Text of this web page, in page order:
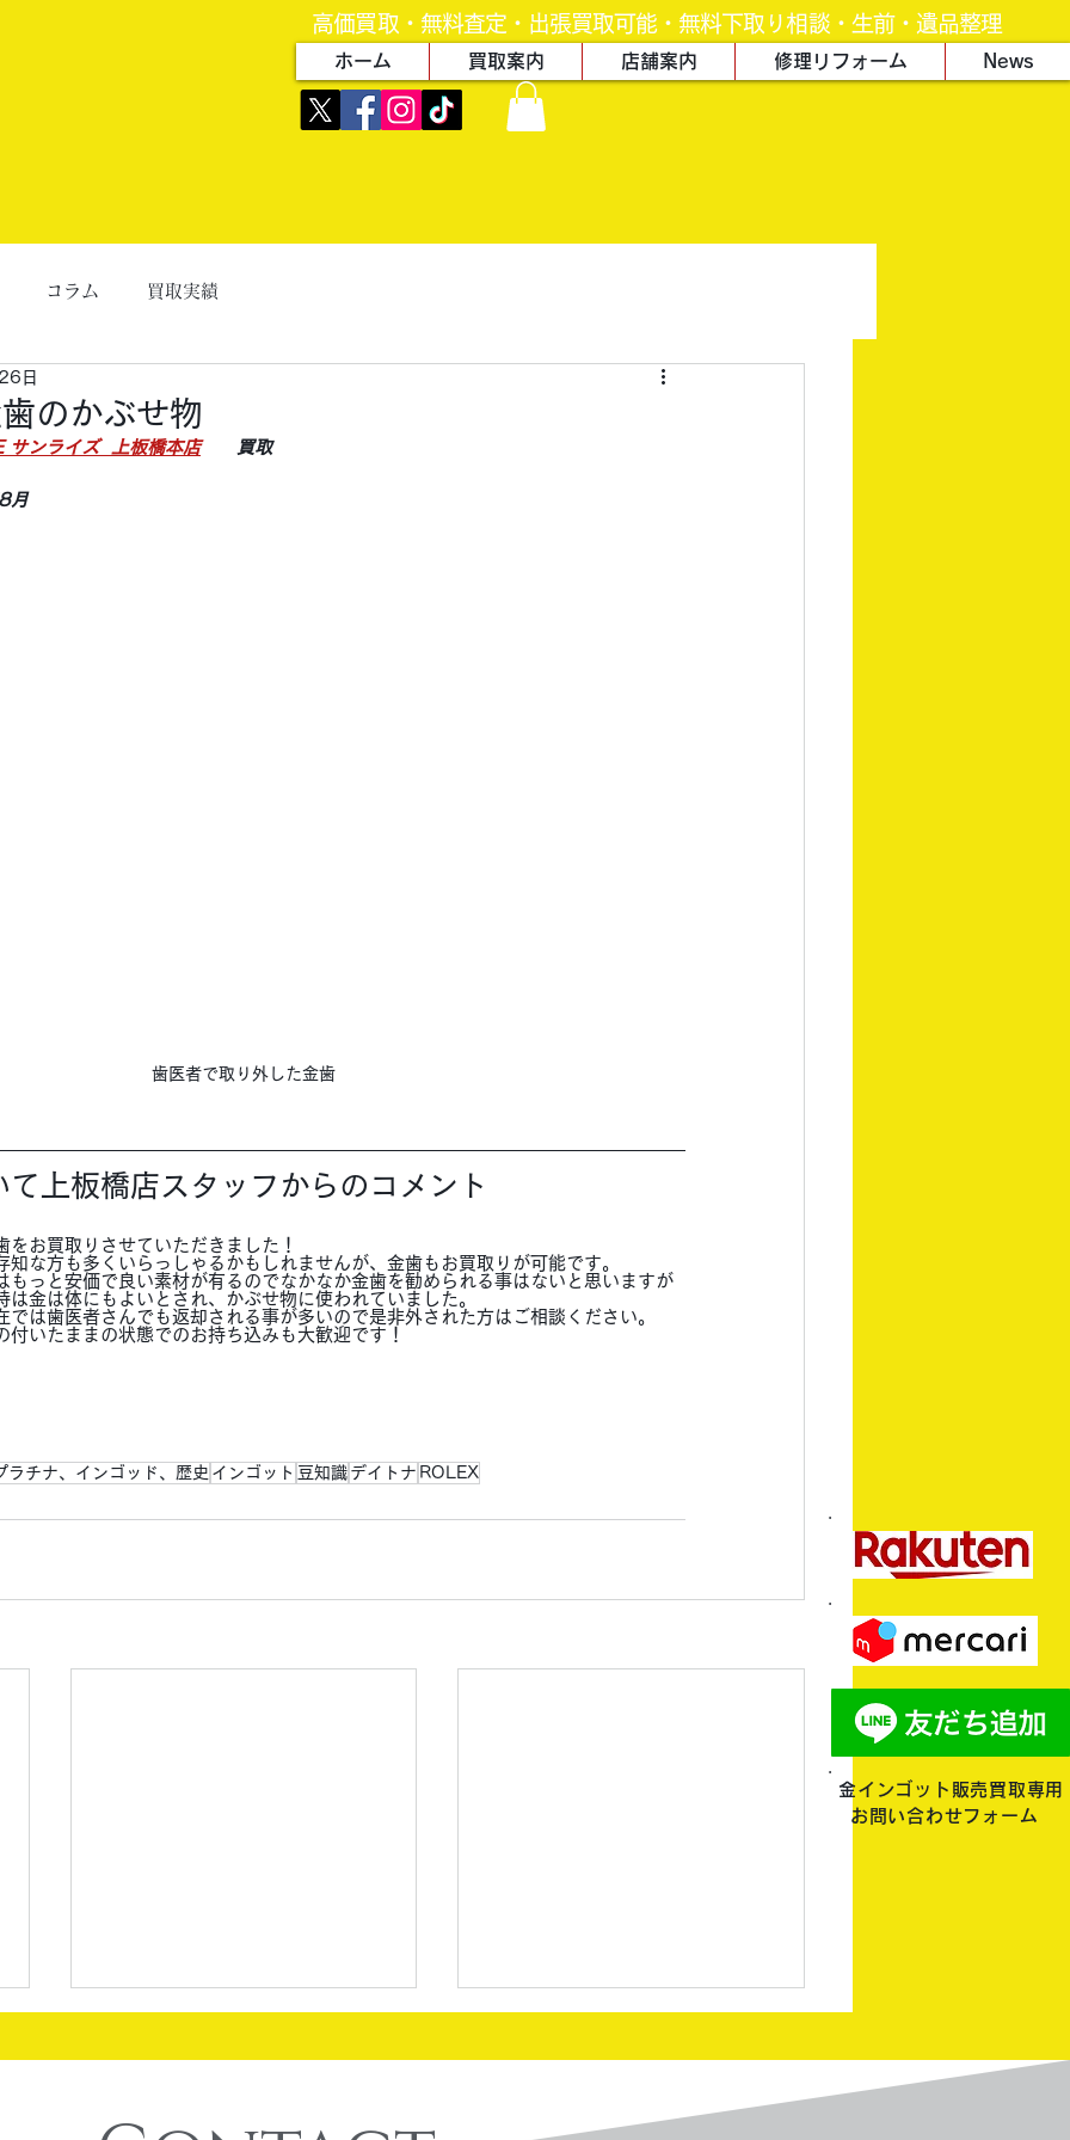
高価買取・無料査定・出張買取可能・無料下取り相談・生前・遺品整理
ホーム 買取案内 店舗案内 修理リフォーム News
金インゴット販売買取専用
お問い合わせフォーム
コラム 買取実績
のかぶせ物
日
サンライズ  上板橋本店 買取
月
歯医者で取り外した金歯
上板橋店スタッフからのコメント
をお買取りさせていただきました！
知な方も多くいらっしゃるかもしれませんが、金歯もお買取りが可能です。
もっと安価で良い素材が有るのでなかなか金歯を勧められる事はないと思いますが
は金は体にもよいとされ、かぶせ物に使われていました。
では歯医者さんでも返却される事が多いので是非外された方はご相談ください。
付いたままの状態でのお持ち込みも大歓迎です！
ラチナ、インゴッド、歴史 インゴット 豆知識 デイトナ ROLEX